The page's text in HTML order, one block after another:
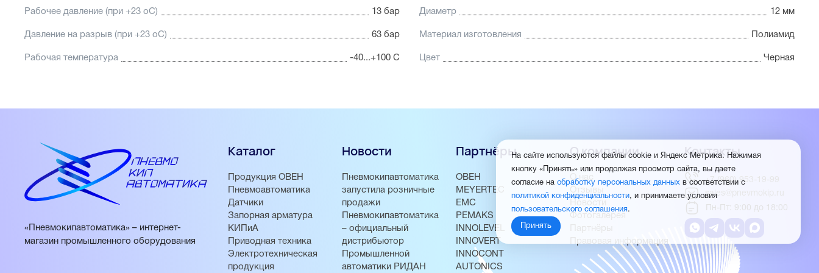
Рабочее давление (при +23 oС) 13 бар Диаметр 12 мм
Давление на разрыв (при +23 oС) 63 бар Материал изготовления Полиамид
Рабочая температура -40...+100 С Цвет Черная
«Пневмокипавтоматика» – интернет-
магазин промышленного оборудования
Каталог
Продукция ОВЕН
Пневмоавтоматика
Датчики
Запорная арматура
КИПиА
Приводная техника
Электротехническая
продукция
Новости
Пневмокипавтоматика
запустила розничные
продажи
Пневмокипавтоматика
– официальный
дистрибьютор
Промышленной
автоматики РИДАН
Партнёры
ОВЕН
MEYERTEC
EMC
PEMAKS
INNOLEVEL
INNOVERT
INNOCONT
AUTONICS
О компании
О нас
Отзывы
Новости
Фотогалерея
Партнёры
Правовая информация
Контакты
+7 (960) 953-19-99
sales@pnevmokip.ru
Пн-Пт: 9:00 до 18:00
На сайте используются файлы cookie и Яндекс Метрика. Нажимая
кнопку «Принять» или продолжая просмотр сайта, вы даете
согласие на обработку персональных данных в соответствии с
политикой конфиденциальности, и принимаете условия
пользовательского соглашения .
Принять